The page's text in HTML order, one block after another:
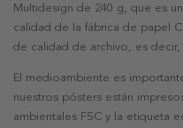
Multidesign de 240 g, que es
calidad de la fábrica de papel
de calidad de archivo, es
El medioambiente es
nuestros pósters están
ambientales FSC y la etiqueta